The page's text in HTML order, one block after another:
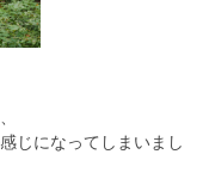
じになってしまいまし